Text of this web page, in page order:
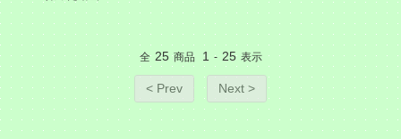
全 25 商品 1 - 25 表示
< Prev Next >